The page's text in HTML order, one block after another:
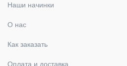
Наши начинки
О нас
Как заказать
Оплата и доставка